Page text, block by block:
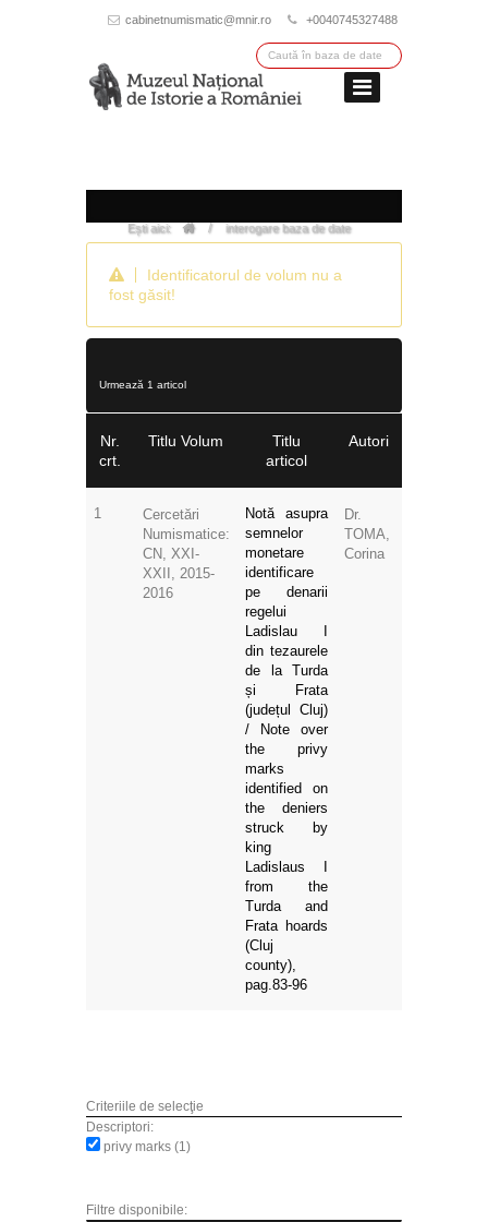
cabinetnumismatic@mnir.ro +0040745327488
Ești aici: / interogare baza de date
Identificatorul de volum nu a
fost găsit!
Urmează 1 articol
Nr.
crt.
Titlu Volum
Titlu
articol
Autori
1
Cercetări
Numismatice:
CN, XXI-
XXII, 2015-
2016
Notă asupra
semnelor
monetare
identificare
pe denarii
regelui
Ladislau I
din tezaurele
de la Turda
și Frata
(județul Cluj)
/ Note over
the privy
marks
identified on
the deniers
struck by
king
Ladislaus I
from the
Turda and
Frata hoards
(Cluj
county),
pag.83-96
Dr.
TOMA,
Corina
Criteriile de selecţie
Descriptori:
privy marks (1)
Filtre disponibile: